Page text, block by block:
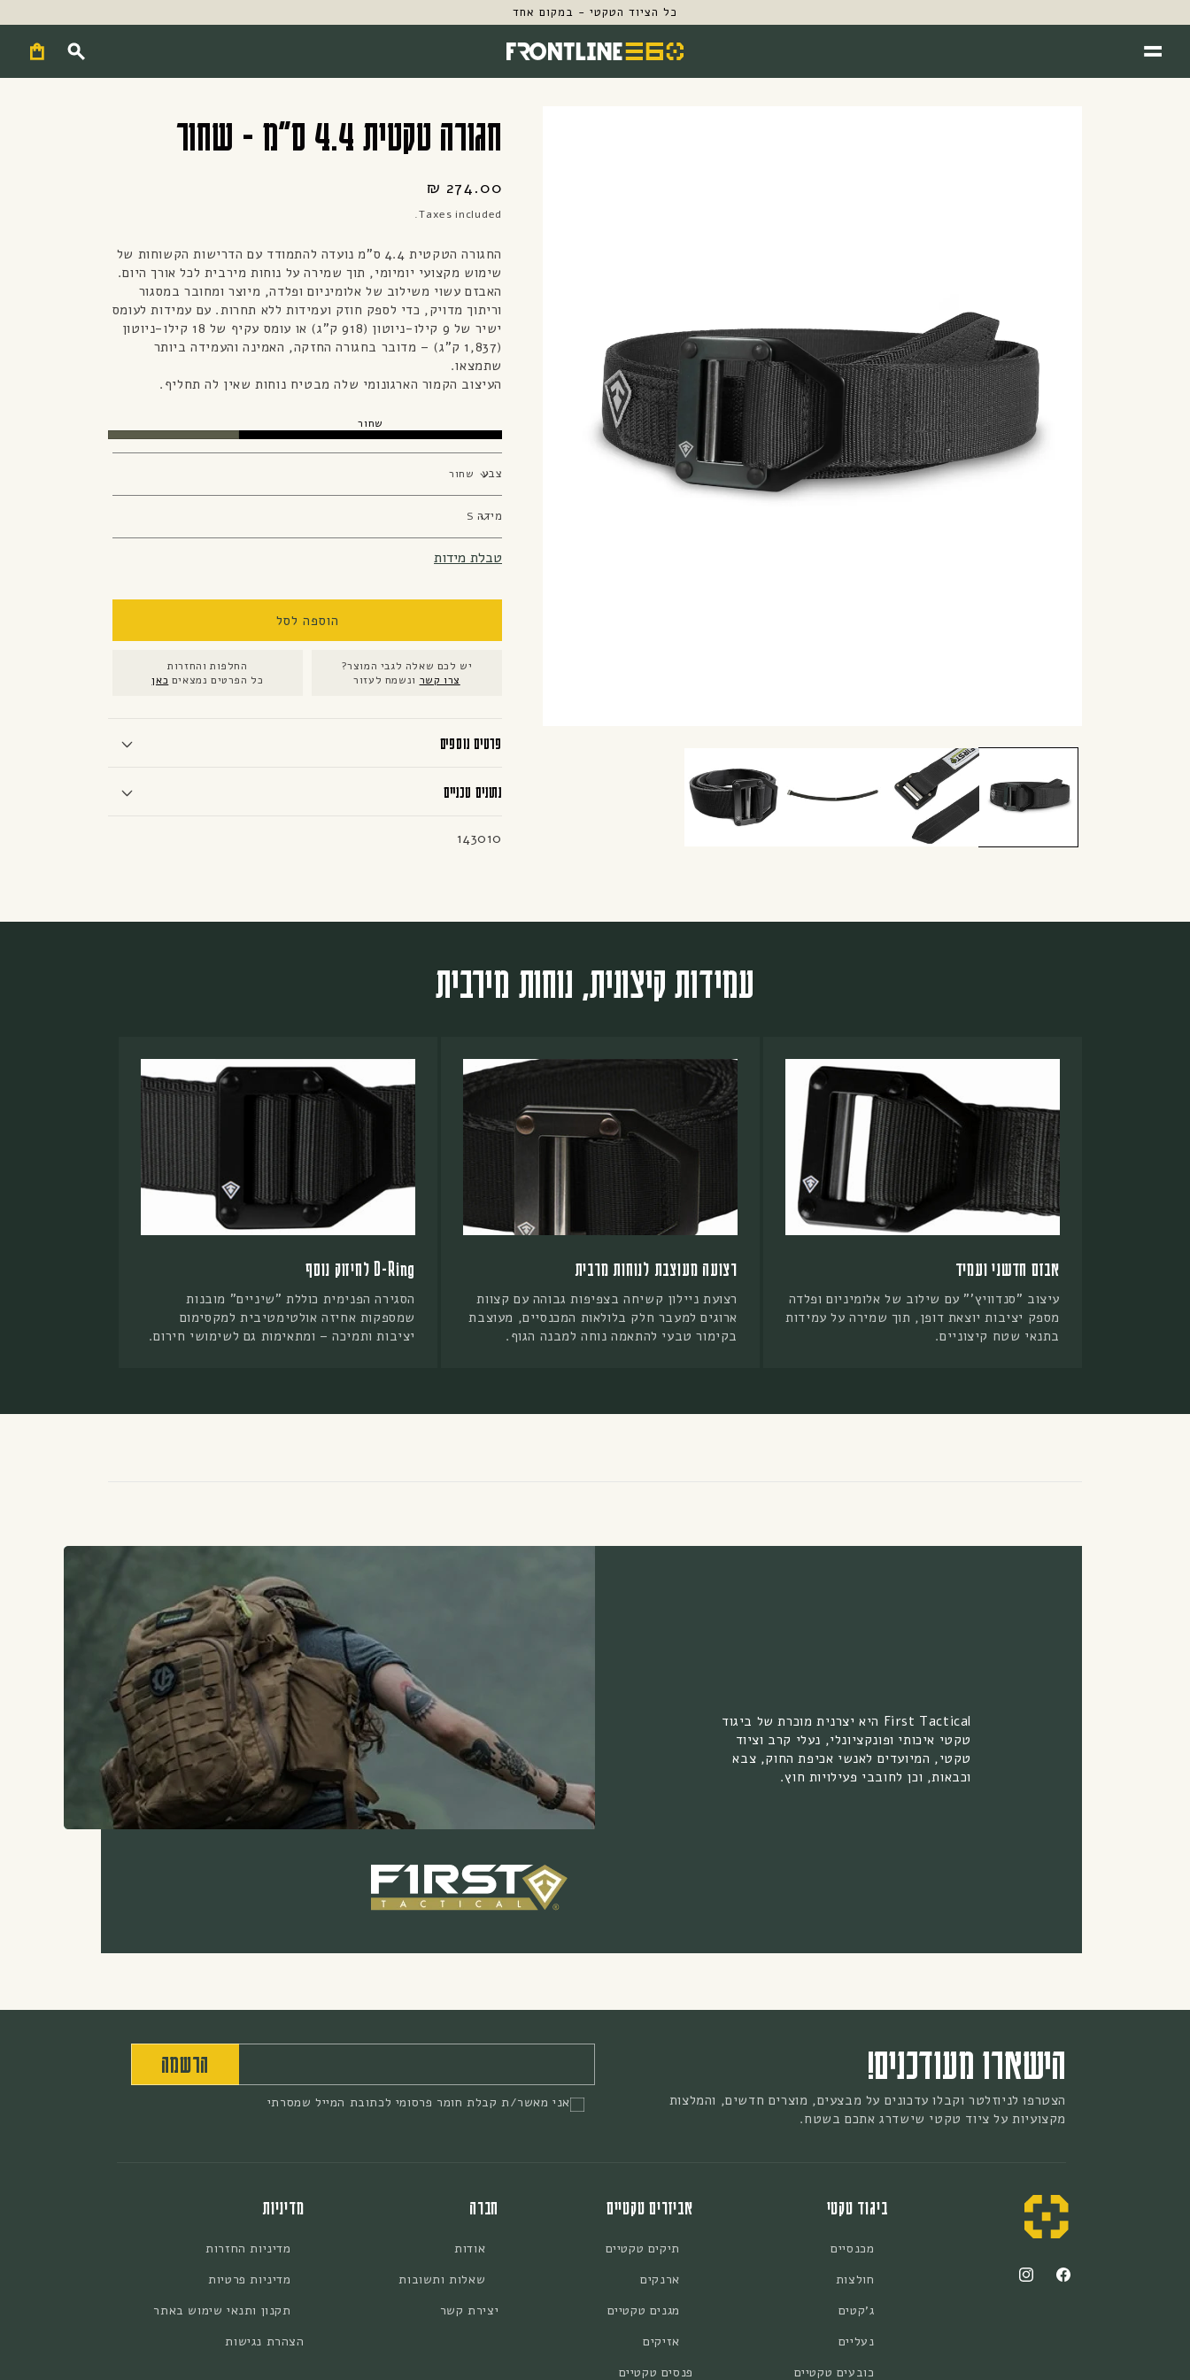
content
כל הציוד הטקטי - במקום אחד
Cart
חגורה טקטית 4.4 ס"מ - שחור
מחיר
רגיל
274.00 ₪
Taxes included.
החגורה הטקטית 4.4 ס"מ נועדה להתמודד עם הדרישות הקשוחות של
שימוש מקצועי יומיומי, תוך שמירה על נוחות מירבית לכל אורך היום.
האבזם עשוי משילוב של אלומיניום ופלדה, מיוצר ומחובר במסגור
וריתוך מדויק, כדי לספק חוזק ועמידות ללא תחרות. עם עמידות לעומס
ישיר של 9 קילו-ניוטון (918 ק"ג) או עומס עקיף של 18 קילו-ניוטון
(1,837 ק"ג) – מדובר בחגורה החזקה, האמינה והעמידה ביותר
שתמצאו.
העיצוב הקמור הארגונומי שלה מבטיח נוחות שאין לה תחליף.
שחור
צבע
מידה
טבלת מידות
הוספה לסל
יש לכם שאלה לגבי המוצר?
צרו קשר ונשמח לעזור
החלפות והחזרות
כל הפרטים נמצאים כאן
פרטים נוספים
נתונים טכניים
SKU:
143010
עמידות קיצונית, נוחות מירבית
אבזם חדשני ועמיד
עיצוב "סנדוויץ'" עם שילוב של אלומיניום ופלדה
מספק יציבות יוצאת דופן, תוך שמירה על עמידות
בתנאי שטח קיצוניים.
רצועה מעוצבת לנוחות מרבית
רצועת ניילון קשיחה בצפיפות גבוהה עם קצוות
ארוגים למעבר חלק בלולאות המכנסיים, מעוצבת
בקימור טבעי להתאמה נוחה למבנה הגוף.
D-Ring לחיזוק נוסף
הסגירה הפנימית כוללת "שיניים" מובנות
שמספקות אחיזה אולטימטיבית למקסימום
יציבות ותמיכה – ומתאימות גם לשימושי חירום.
First Tactical היא יצרנית מוכרת של ביגוד
טקטי איכותי ופונקציונלי, נעלי קרב וציוד
טקטי, המיועדים לאנשי אכיפת החוק, צבא
וכבאות, וכן לחובבי פעילויות חוץ.
הישארו מעודכנים!
הצטרפו לניוזלטר וקבלו עדכונים על מבצעים, מוצרים חדשים, והמלצות
מקצועיות על ציוד טקטי שישדרג אתכם בשטח.
אימייל
הרשמה
אני מאשר/ת קבלת חומר פרסומי לכתובת המייל שמסרתי
Facebook
ביגוד טקטי
מכנסיים
חולצות
ג'קטים
נעליים
כובעים טקטיים
אביזרים טקטיים
תיקים טקטיים
ארנקים
מגנים טקטיים
אזיקים
פנסים טקטיים
חברה
אודות
שאלות ותשובות
יצירת קשר
מדיניות
מדיניות החזרות
מדיניות פרטיות
תקנון ותנאי שימוש באתר
הצהרת נגישות